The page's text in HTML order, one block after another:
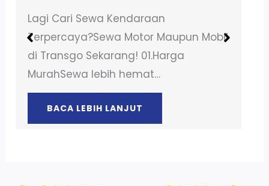
Lagi Cari Sewa Kendaraan
Terpercaya?Sewa Motor Maupun Mobil
di Transgo Sekarang! 01.Harga
MurahSewa lebih hemat…
BACA LEBIH LANJUT